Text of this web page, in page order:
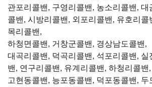
관포리콜밴, 구영리콜밴, 농소리콜밴, 대
콜밴, 시방리콜밴, 외포리콜밴, 유호리콜
목리콜밴,
하청면콜밴, 거창군콜밴, 경상남도콜밴,
대곡리콜밴, 덕곡리콜밴, 석포리콜밴, 실
밴, 연구리콜밴, 유계리콜밴, 하청리콜밴,
고현동콜밴, 능포동콜밴, 덕포동콜밴,